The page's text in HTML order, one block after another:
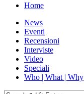
Home
News
Eventi
Recensioni
Interviste
Video
Speciali
Who | What | Why